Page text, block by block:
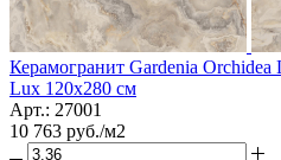
Керамогранит Gardenia
Lux 120x280 см
Арт.: 27001
10 763 руб./м2